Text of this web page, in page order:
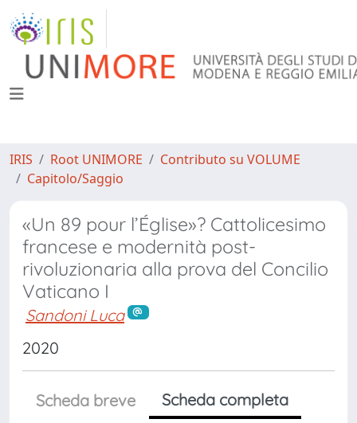
IRIS Root UNIMORE
Contributo su VOLUME
Capitolo/Saggio
«Un 89 pour l’Église»? Cattolicesimo
francese e modernità post-
rivoluzionaria alla prova del Concilio
Vaticano I
Sandoni Luca
2020
Scheda breve
Scheda completa